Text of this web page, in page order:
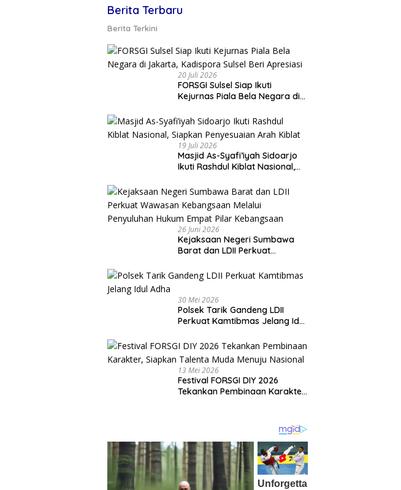
Berita Terbaru
Berita Terkini
20 Juli 2026
FORSGI Sulsel Siap Ikuti
Kejurnas Piala Bela Negara di
Apresiasi
19 Juli 2026
Masjid As-Syafi’iyah Sidoarjo
Ikuti Rashdul Kiblat Nasional,
Kiblat
26 Juni 2026
Kejaksaan Negeri Sumbawa
Barat dan LDII Perkuat
Penyuluhan Hukum Empat Pilar
Kebangsaan
30 Mei 2026
Polsek Tarik Gandeng LDII
Perkuat Kamtibmas Jelang Idul
13 Mei 2026
Festival FORSGI DIY 2026
Tekankan Pembinaan Karakter,